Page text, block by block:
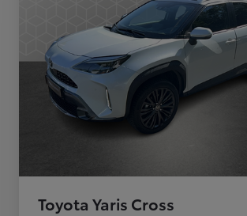
Toyota Yaris Cross